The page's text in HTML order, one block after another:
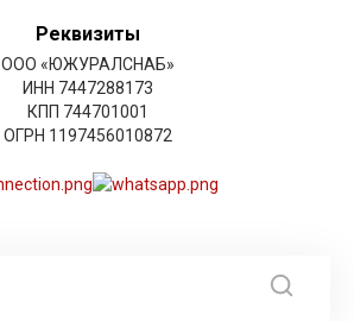
Реквизиты
ООО «ЮЖУРАЛСНАБ»
ИНН 7447288173
КПП 744701001
ОГРН 1197456010872